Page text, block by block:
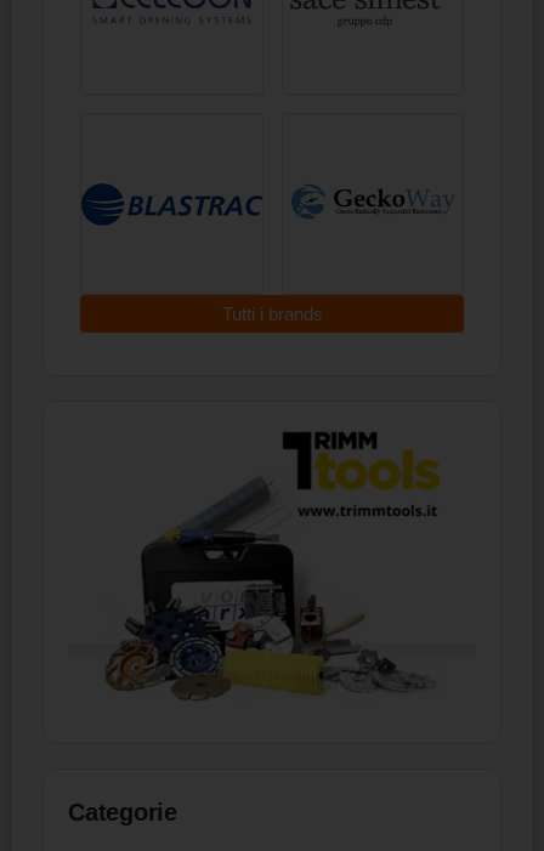
Tutti i brands
Categorie